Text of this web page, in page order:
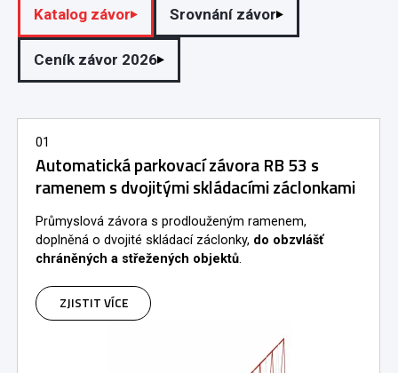
Katalog závor Srovnání závor
Ceník závor 2026
01
Automatická parkovací závora RB 53 s
ramenem s dvojitými skládacími záclonkami
Průmyslová závora s prodlouženým ramenem,
doplněná o dvojité skládací záclonky, do obzvlášť
chráněných a střežených objektů.
ZJISTIT VÍCE